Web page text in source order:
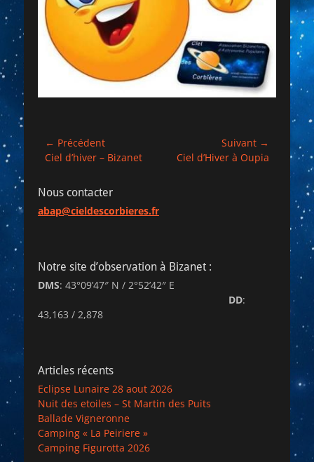
Navigation
de
← Précédent
Article
Ciel d’hiver – Bizanet
Suivant →
ArticleCiel d’Hiver à Oupia
Nous contacter
abap@cieldescorbieres.fr
Notre site d’observation à Bizanet :
DMS: 43°09’47″ N / 2°52’42″ E
DD:
43,163 / 2,878
Articles récents
Eclipse Lunaire 28 aout 2026
Nuit des etoiles – St Martin des Puits
Ballade Vigneronne
Camping « La Peiriere »
Camping Figurotta 2026